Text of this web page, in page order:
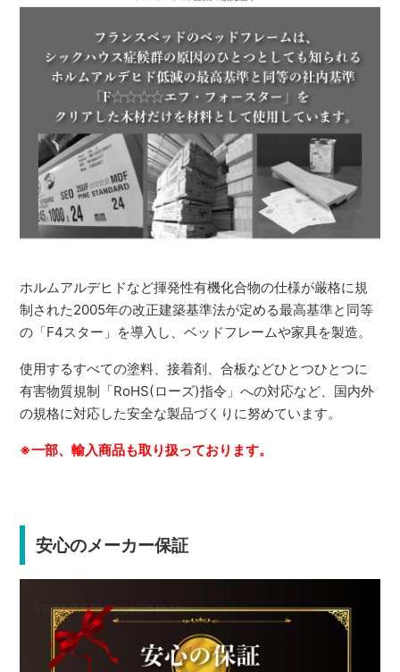
ホルムアルデヒドなど揮発性有機化合物の仕様が厳格に規
制された2005年の改正建築基準法が定める最高基準と同等
の「F4スター」を導入し、ベッドフレームや家具を製造。
使用するすべての塗料、接着剤、合板などひとつひとつに
有害物質規制「RoHS(ローズ)指令」への対応など、国内外
の規格に対応した安全な製品づくりに努めています。
※一部、輸入商品も取り扱っております。
安心のメーカー保証